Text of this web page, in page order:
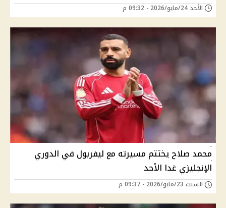
الأحد 24/مايو/2026 - 09:32 م
محمد صلاح يختتم مسيرته مع ليفربول في الدوري
الإنجليزي غدا الأحد
السبت 23/مايو/2026 - 09:37 م